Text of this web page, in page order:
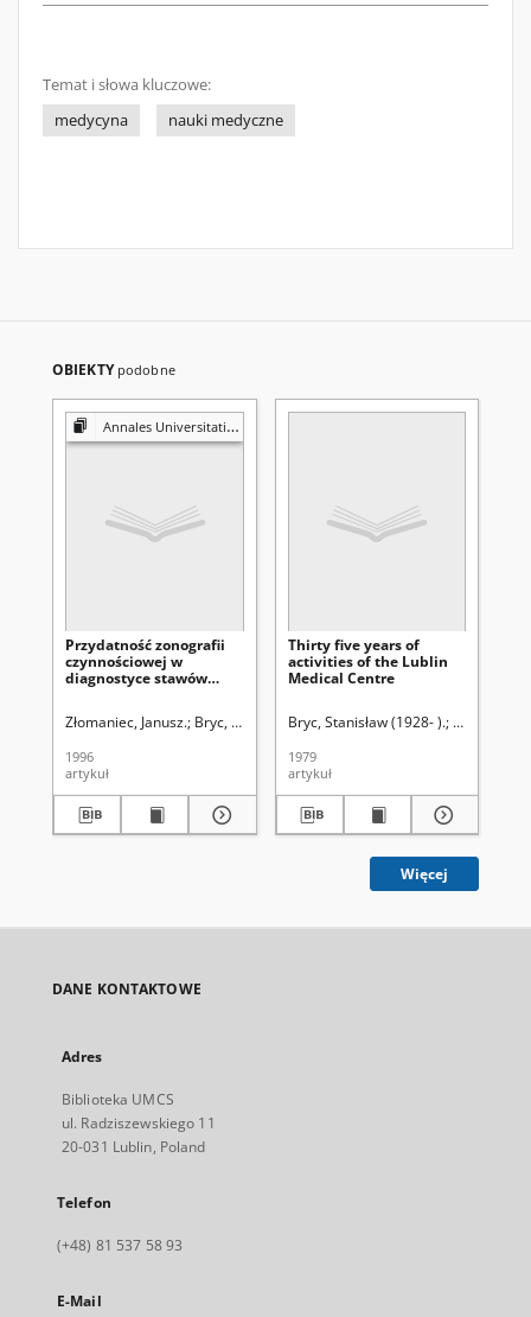
Temat i słowa kluczowe:
medycyna
nauki medyczne
OBIEKTY podobne
Annales Universitatis Mariae Curie-Skłodowska. Sectio D, Medicina
Przydatność zonografii
czynnościowej w
diagnostyce stawów
Złomaniec, Janusz. Bryc, Stanisław (1928- ). Bryc, Stanisław (1928- ).
1996
artykuł
Thirty five years of
activities of the Lublin
Medical Centre
Bryc, Stanisław (1928- ). Bryc,
1979
artykuł
Więcej
DANE KONTAKTOWE
Adres
Biblioteka UMCS
ul. Radziszewskiego 11
20-031 Lublin, Poland
Telefon
(+48) 81 537 58 93
E-Mail